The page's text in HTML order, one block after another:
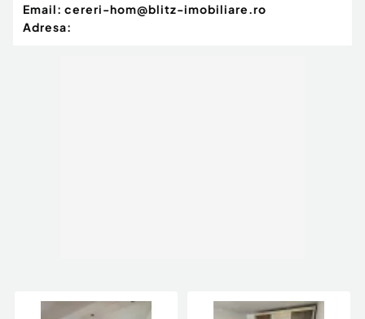
Email: cereri-hom@blitz-imobiliare.ro
Adresa: